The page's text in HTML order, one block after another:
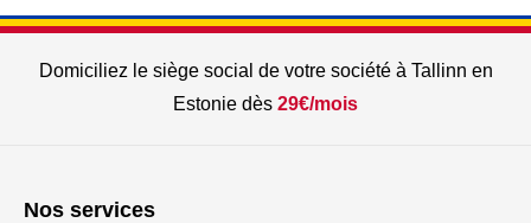
Domiciliez le siège social de votre société à Tallinn en
Estonie dès 29€/mois
Nos services